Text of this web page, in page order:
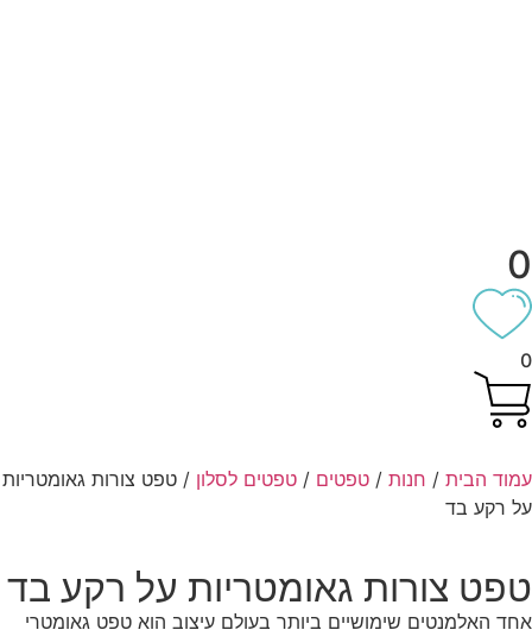
הבית/חנות/טפטים/טפטים לסלון/ טפט צורות גאומטריות
רקע בד
צורות גאומטריות על רקע בד
האלמנטים שימושיים ביותר בעולם עיצוב הוא טפט גאומטרי